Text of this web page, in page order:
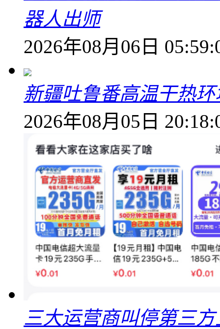
器人出师
2026年08月06日
新疆吐鲁番高温干热
2026年08月05日
三大运营商叫停第三